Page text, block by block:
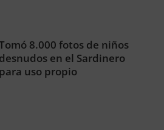
8.000 fotos de niños
desnudos en el Sardinero
para uso propio